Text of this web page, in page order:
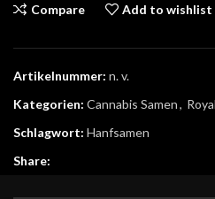
Compare Add to wishlist
Artikelnummer: n. v.
Kategorien: Cannabis Samen,
Schlagwort: Hanfsamen
Share: